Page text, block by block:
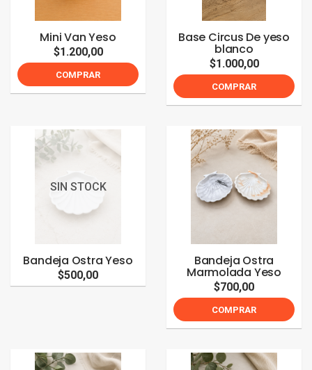
Mini Van Yeso
$1.200,00
COMPRAR
Base Circus De yeso
blanco
$1.000,00
COMPRAR
SIN STOCK
Bandeja Ostra Yeso
$500,00
Bandeja Ostra
Marmolada Yeso
$700,00
COMPRAR